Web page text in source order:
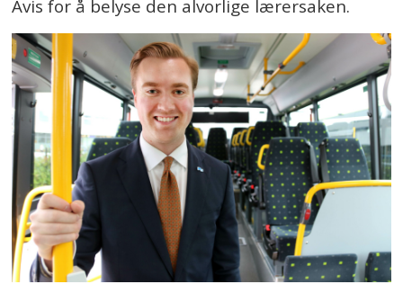
Avis for å belyse den alvorlige lærersaken.